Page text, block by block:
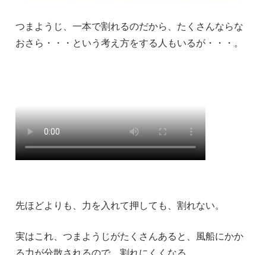
つまようじ、一本で割れるのだから、たくさんならな
おさら・・・という考え方をする人もいるが・・・。
先ほどよりも、力を入れて押しても、割れない。
実はこれ、つまようじがたくさんあると、風船にかか